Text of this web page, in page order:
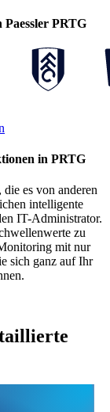
PRTG
in PRTG
es von anderen
intelligente
IT-Administrator.
zu
mit nur
sich ganz auf Ihr